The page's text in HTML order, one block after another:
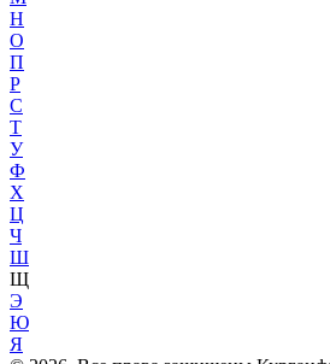
Н
О
П
Р
С
Т
У
Ф
Х
Ц
Ч
Ш
Щ
Э
Ю
Я